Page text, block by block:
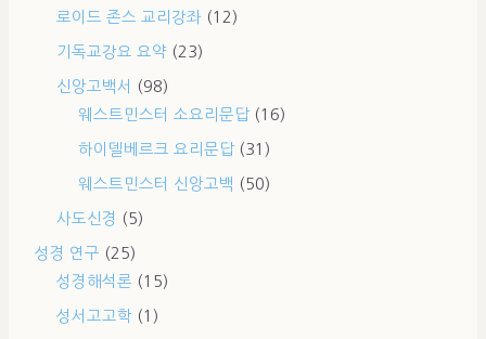
로이드 존스 교리강좌 (12)
기독교강요 요약 (23)
신앙고백서
(98)
웨스트민스터 소요리문답(16)
하이델베르크 요리문답(31)
웨스트민스터 신앙고백 (50)
사도신경 (5)
성경 연구 (25)
성경해석론 (15)
성서고고학 (1)